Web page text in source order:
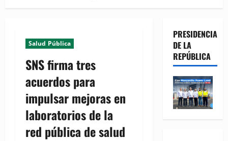
Salud Pública
SNS firma tres
acuerdos para
impulsar mejoras en
laboratorios de la
red pública de salud
PRESIDENCIA
DE LA
REPÚBLICA